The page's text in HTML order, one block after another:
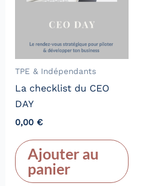
TPE & Indépendants
La checklist du CEO
DAY
0,00 €
Ajouter au
panier